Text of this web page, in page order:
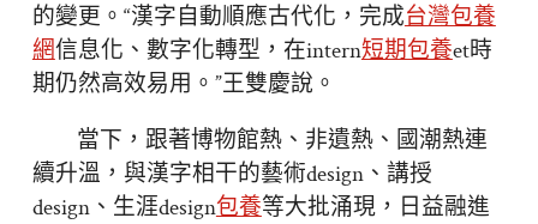
的變更。“漢字自動順應古代化，完成台灣包養
網信息化、數字化轉型，在intern短期包養et時
期仍然高效易用。”王雙慶說。
當下，跟著博物館熱、非遺熱、國潮熱連
續升溫，與漢字相干的藝術design、講授
design、生涯design包養等大批涌現，日益融進